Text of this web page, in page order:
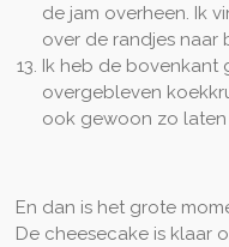
de jam overheen. Ik
over de randjes naar
Ik heb de bovenkant
overgebleven
ook gewoon zo laten
En dan is het grote
De cheesecake is klaar